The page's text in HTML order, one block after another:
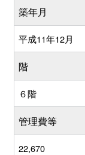
築年月
平成11年12月
階
６階
管理費等
22,670